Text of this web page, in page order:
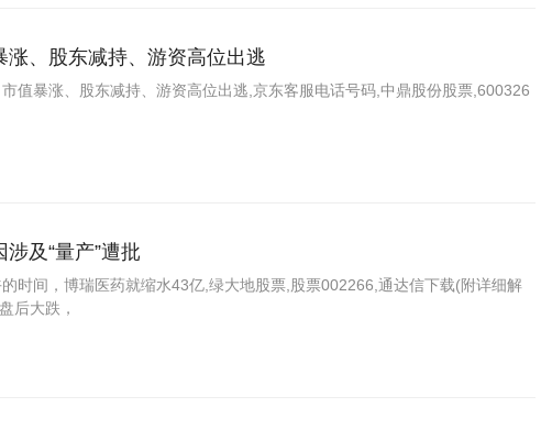
、股东减持、游资高位出逃
值暴涨、股东减持、游资高位出逃,京东客服电话号码,中鼎股份股票,600326
及“量产”遭批
时间，博瑞医药就缩水43亿,绿大地股票,股票002266,通达信下载(附详细解
后大跌，